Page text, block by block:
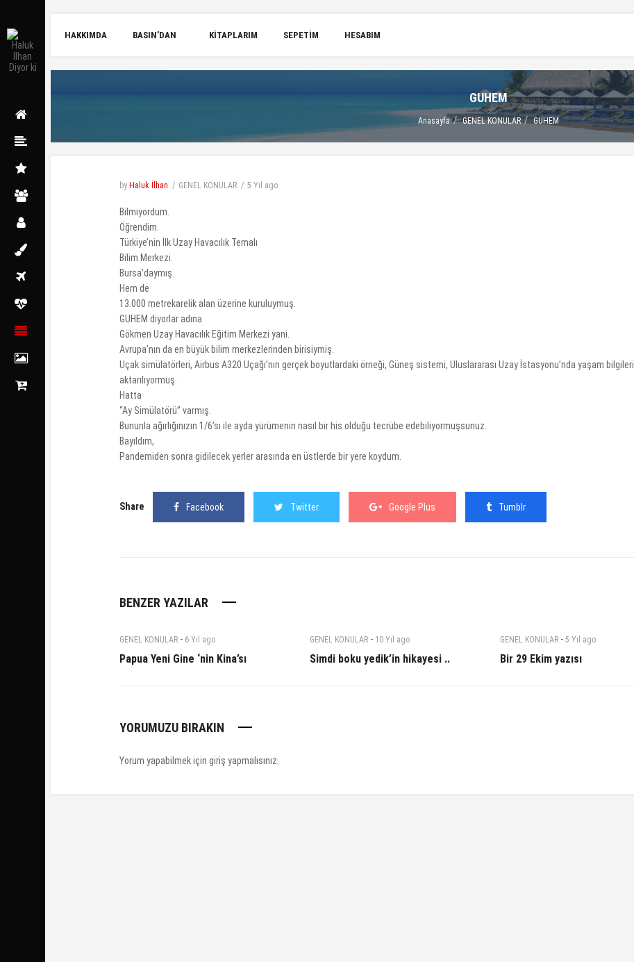
HAKKIMDA BASIN’DAN KITAPLARIM SEPETIM HESABIM
GUHEM
Anasayfa GENEL KONULAR GUHEM
by Haluk İlhan GENEL KONULAR 5 Yıl ago
Bilmiyordum.
Öğrendim.
Türkiye’nin İlk Uzay Havacılık Temalı
Bilim Merkezi.
Bursa’daymış.
Hem de
13.000 metrekarelik alan üzerine kuruluymuş.
GUHEM diyorlar adına
Gökmen Uzay Havacılık Eğitim Merkezi yani.
Avrupa’nın da en büyük bilim merkezlerinden birisiymiş.
Uçak simülatörleri, Airbus A320 Uçağı’nın gerçek boyutlardaki örneği, Güneş sistemi, Uluslararası Uzay İstasyonu’nda yaşam bilgileri
aktarılıyormuş.
Hatta
“Ay Simülatörü” varmış.
Bununla ağırlığınızın 1/6’sı ile ayda yürümenin nasıl bir his olduğu tecrübe edebiliyormuşsunuz.
Bayıldım,
Pandemiden sonra gidilecek yerler arasında en üstlerde bir yere koydum.
Share Facebook Twitter Google Plus Tumblr
BENZER YAZILAR
GENEL KONULAR - 6 Yıl ago
Papua Yeni Gine ‘nin Kina’sı
GENEL KONULAR - 10 Yıl ago
Simdi boku yedik’in hikayesi ..
GENEL KONULAR -5 Yıl ago
Bir 29 Ekim yazısı
YORUMUZU BIRAKIN
Yorum yapabilmek içingiriş yapmalısınız